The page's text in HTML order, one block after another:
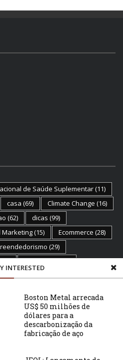
INTERESTED
Boston Metal arrecada
US$ 50 milhões de
dólares para a
descarbonização da
fabricação de aço
de Saúde Suplementar(11)
casa (69) Climate Change (16)
(62) dicas (99)
Marketing(15) Ecommerce (28)
(29)
Estratégias(11)
Flat Earth(18)
Marketing(81)
(20)
Moda(13)